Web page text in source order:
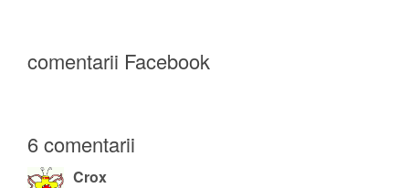
comentarii Facebook
6 comentarii
Crox